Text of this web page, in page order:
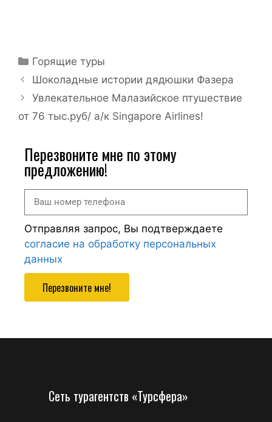
Горящие туры
Шоколадные истории дядюшки Фазера
Увлекательное Малазийское птушествие
от 76 тыс.руб/ а/к Singapore Airlines!
Перезвоните мне по этому
предложению!
Отправляя запрос, Вы подтверждаете
согласие на обработку персональных
данных
Перезвоните мне!
Сеть турагентств «Турсфера»